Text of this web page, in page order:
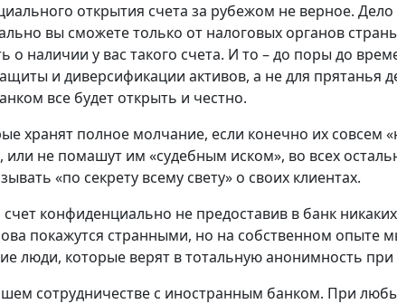
открытия счета за рубежом не верное.
вы сможете только от налоговых органов
о наличии у вас такого счета. И то – до поры до
и диверсификации активов, а не для прятанья
все будет открыть и честно.
хранят полное молчание, если конечно их совсем
или не помашут им «судебным иском», во всех
«по секрету всему свету» о своих клиентах.
счет конфиденциально не предоставив в банк
покажутся странными, но на собственном опыте
люди, которые верят в тотальную анонимность при
сотрудничестве с иностранным банком. При